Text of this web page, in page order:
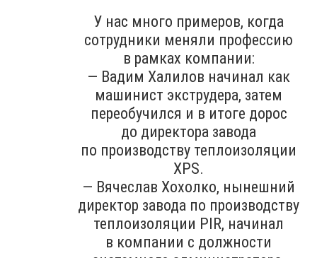
У нас много примеров, когда
сотрудники меняли профессию
в рамках компании:
— Вадим Халилов начинал как
машинист экструдера, затем
переобучился и в итоге дорос
до директора завода
по производству теплоизоляции
XPS.
— Вячеслав Хохолко, нынешний
директор завода по производству
теплоизоляции PIR, начинал
в компании с должности